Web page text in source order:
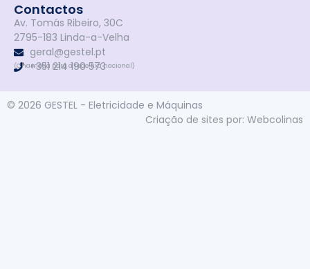
Contactos
Av. Tomás Ribeiro, 30C
2795-183 Linda-a-Velha
geral@gestel.pt
+351 214 190 573
(Chamada para a rede fixa nacional)
© 2026 GESTEL - Eletricidade e Máquinas
Criação de sites por: Webcolinas